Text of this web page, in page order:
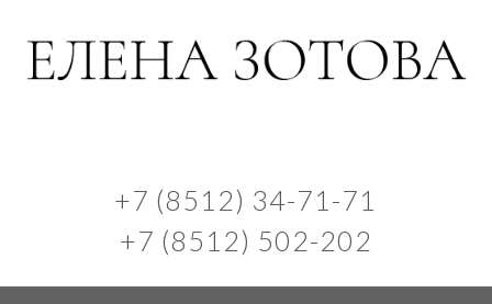
+7 (8512) 34-71-71
+7 (8512) 502-202